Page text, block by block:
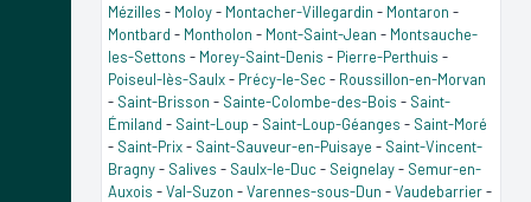
Mézilles - Moloy- Montacher-Villegardin - Montaron -
Montbard - Montholon - Mont-Saint-Jean - Montsauche-
les-Settons - Morey-Saint-Denis - Pierre-Perthuis -
Poiseul-lès-Saulx- Précy-le-Sec - Roussillon-en-Morvan
- Saint-Brisson - Sainte-Colombe-des-Bois - Saint-
Émiland - Saint-Loup - Saint-Loup-Géanges - Saint-Moré
- Saint-Prix- Saint-Sauveur-en-Puisaye - Saint-Vincent-
Bragny- Salives - Saulx-le-Duc - Seignelay- Semur-en-
Auxois -Val-Suzon -Varennes-sous-Dun -Vaudebarrier-